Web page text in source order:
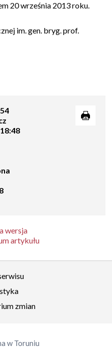
20 września 2013 roku.
im. gen. bryg. prof.
wersja
artykułu
zmian
w Toruniu